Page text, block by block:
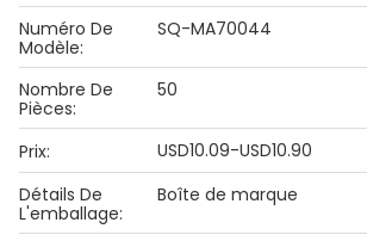
Numéro De
Modèle:
SQ-MA70044
Nombre De
Pièces:
50
Prix:
USD10.09-USD10.90
Détails De
L'emballage:
Boîte de marque